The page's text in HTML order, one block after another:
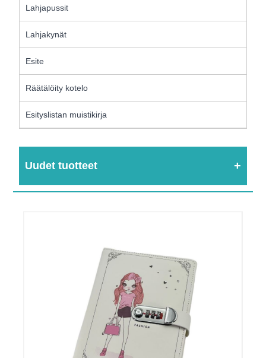
Lahjapussit
Lahjakynät
Esite
Räätälöity kotelo
Esityslistan muistikirja
Uudet tuotteet